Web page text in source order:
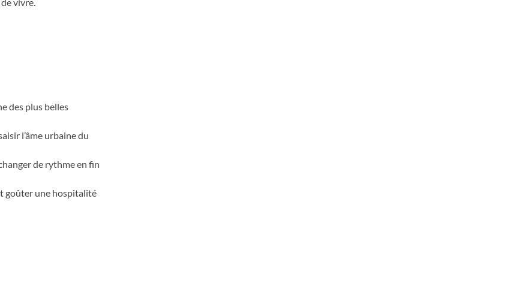
des plus belles
l’âme urbaine du
de rythme en fin
goûter une hospitalité